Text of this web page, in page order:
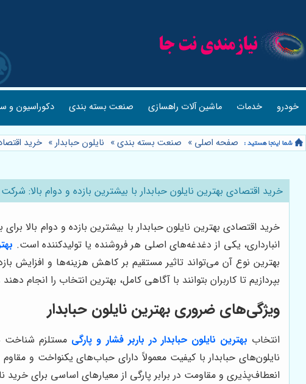
خودرو خدمات ماشین آلات راهسازی صنعت بسته بندی دکوراسیون و
صفحه اصلی » صنعت بسته بندی» نایلون حبابدار» خرید
خرید اقتصادی بهترین نایلون حبابدار با بیشترین بازده و دوام بالا:
خرید اقتصادی بهترین نایلون حبابدار با بیشترین بازده و دوام
انبارداری، یکی از دغدغه‌های اصلی هر فروشنده یا تولیدکننده است.
بهترین نوع آن می‌تواند تاثیر مستقیم بر کاهش هزینه‌ها و افزایش
بپردازیم تا کاربران بتوانند با آگاهی کامل، بهترین انتخاب را انجام
ویژگی‌های ضروری بهترین نایلون حبابدار
انتخاب بهترین نایلون حبابدار در باربر فشار و پارگی مستلزم شناخت
نایلون‌های حبابدار با کیفیت معمولاً دارای حباب‌های یکنواخت و
انعطاف‌پذیری و مقاومت در برابر پارگی از معیارهای اساسی برای